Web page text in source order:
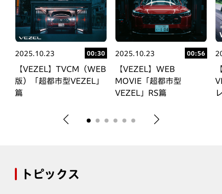
2025.10.23 00:30
【VEZEL】TVCM（WEB
版）「超都市型VEZEL」
篇
2025.10.23 00:56
【VEZEL】WEB
MOVIE「超都市型
VEZEL」RS篇
トピックス